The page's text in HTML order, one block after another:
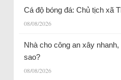
Cá độ bóng đá: Chủ tịch xã
08/08/2026
Nhà cho công an xây
sao?
08/08/2026